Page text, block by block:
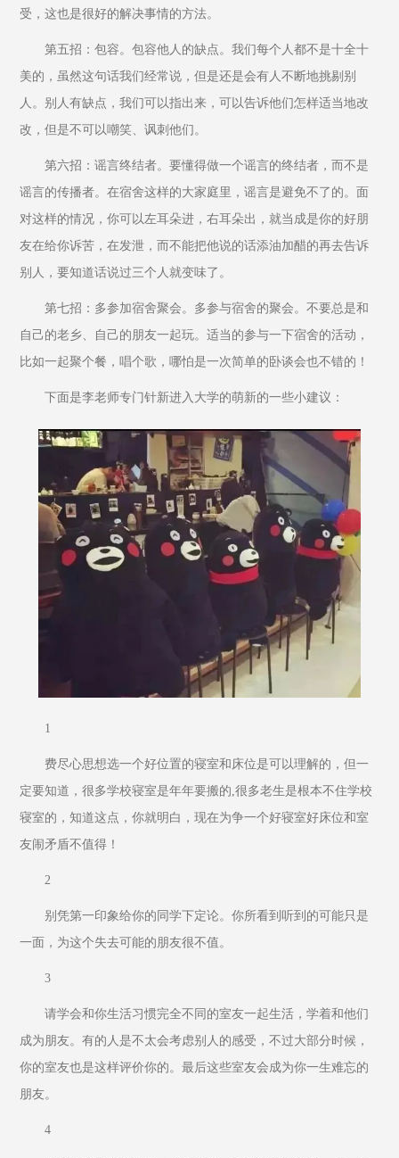
受，这也是很好的解决事情的方法。
第五招：包容。包容他人的缺点。我们每个人都不是十全十
美的，虽然这句话我们经常说，但是还是会有人不断地挑剔别
人。别人有缺点，我们可以指出来，可以告诉他们怎样适当地改
改，但是不可以嘲笑、讽刺他们。
第六招：谣言终结者。要懂得做一个谣言的终结者，而不是
谣言的传播者。在宿舍这样的大家庭里，谣言是避免不了的。面
对这样的情况，你可以左耳朵进，右耳朵出，就当成是你的好朋
友在给你诉苦，在发泄，而不能把他说的话添油加醋的再去告诉
别人，要知道话说过三个人就变味了。
第七招：多参加宿舍聚会。多参与宿舍的聚会。不要总是和
自己的老乡、自己的朋友一起玩。适当的参与一下宿舍的活动，
比如一起聚个餐，唱个歌，哪怕是一次简单的卧谈会也不错的！
下面是李老师专门针新进入大学的萌新的一些小建议：
1
费尽心思想选一个好位置的寝室和床位是可以理解的，但一
定要知道，很多学校寝室是年年要搬的,很多老生是根本不住学校
寝室的，知道这点，你就明白，现在为争一个好寝室好床位和室
友闹矛盾不值得！
2
别凭第一印象给你的同学下定论。你所看到听到的可能只是
一面，为这个失去可能的朋友很不值。
3
请学会和你生活习惯完全不同的室友一起生活，学着和他们
成为朋友。有的人是不太会考虑别人的感受，不过大部分时候，
你的室友也是这样评价你的。最后这些室友会成为你一生难忘的
朋友。
4